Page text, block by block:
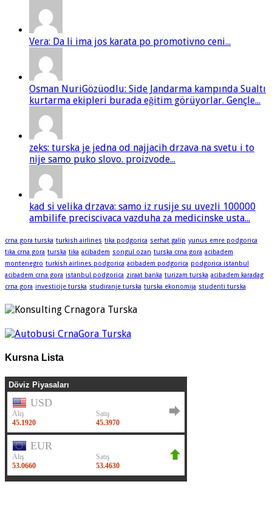
Vera: Da li ima jos karata po promotivno ceni...
Osman NuriGözüodlu: Side Jandarma kampında Sualtı
kurtarma ekipleri burada eğitim görüyorlar. Gençle...
zeks: turska je jedna od najjacih drzava na svetu i to
nije samo puko slovo. proizvode...
kad si velika drzava: samo iz rusije su uvezli 100000
ambilife preciscivaca vazduha za medicinske usta...
crna gora turska turkish airlines tika podgorica serhat galip yunus emre podgorica
tika crna gora turska tika acibadem songul ozan turska crna gora acibadem
montenegro turkish airlines podgorica acibadem podgorica podgorica istanbul
acibadem crna gora istanbul podgorica ziraat banka turizam turska acibadem karadag
crna gora investicije turska studiranje turska turska ekonomija studenti turska
Kursna Lista